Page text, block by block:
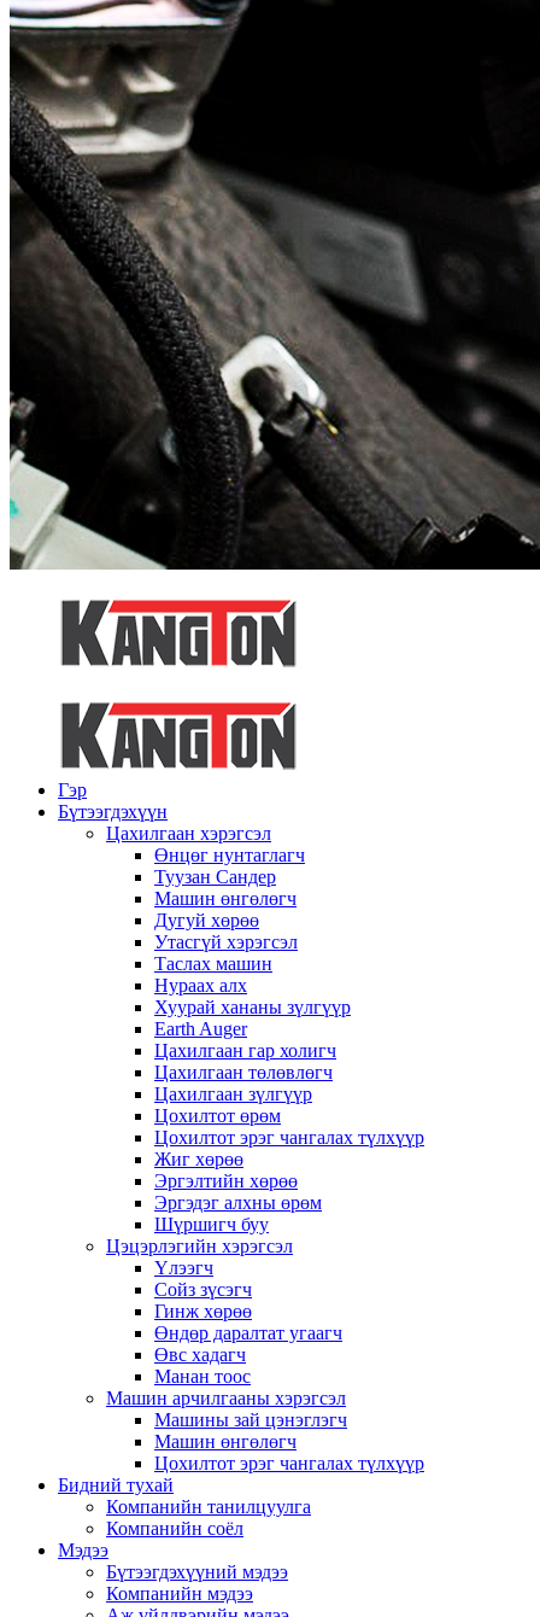
Гэр
Бүтээгдэхүүн
Цахилгаан хэрэгсэл
Өнцөг нунтаглагч
Туузан Сандер
Машин өнгөлөгч
Дугуй хөрөө
Утасгүй хэрэгсэл
Таслах машин
Нураах алх
Хуурай хананы зүлгүүр
Earth Auger
Цахилгаан гар холигч
Цахилгаан төлөвлөгч
Цахилгаан зүлгүүр
Цохилтот өрөм
Цохилтот эрэг чангалах түлхүүр
Жиг хөрөө
Эргэлтийн хөрөө
Эргэдэг алхны өрөм
Шүршигч буу
Цэцэрлэгийн хэрэгсэл
Үлээгч
Сойз зүсэгч
Гинж хөрөө
Өндөр даралтат угаагч
Өвс хадагч
Манан тоос
Машин арчилгааны хэрэгсэл
Машины зай цэнэглэгч
Машин өнгөлөгч
Цохилтот эрэг чангалах түлхүүр
Бидний тухай
Компанийн танилцуулга
Компанийн соёл
Мэдээ
Бүтээгдэхүүний мэдээ
Компанийн мэдээ